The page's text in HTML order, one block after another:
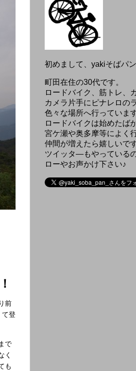
前
て登
で
く
も
初めまして、yakiそばパン
町田在住の30代です。
ロードバイク、筋トレ、
カメラ片手にピナレロの
色々な場所へ行っています
ロードバイクは始めたば
宮ケ瀬や奥多摩等によく
仲間が増えたら嬉しいで
ツイッタ―もやっている
ローやお声かけ下さい♪